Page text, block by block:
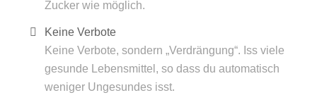
Zucker wie möglich.
Keine Verbote
Keine Verbote, sondern „Verdrängung“. Iss viele
gesunde Lebensmittel, so dass du automatisch
weniger Ungesundes isst.